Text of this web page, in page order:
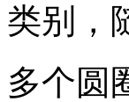
类别，
多个圆